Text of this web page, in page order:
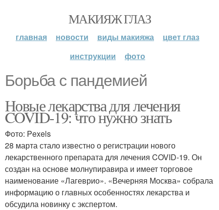
МАКИЯЖ ГЛАЗ
главная новости виды макияжа
цвет глаз
инструкции
фото
Борьба с пандемией
Новые лекарства для лечения
COVID-19: что нужно знать
Фото: Pexels
28 марта стало известно о регистрации нового
лекарственного препарата для лечения COVID-19. Он
создан на основе молнупиравира и имеет торговое
наименование «Лагеврио». «Вечерняя Москва» собрала
информацию о главных особенностях лекарства и
обсудила новинку с экспертом.